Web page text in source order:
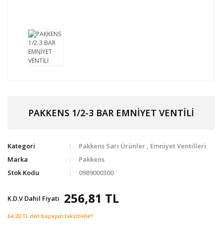
PAKKENS 1/2-3 BAR EMNİYET VENTİLİ
Kategori Pakkens Sarı Ürünler , Emniyet Ventilleri
Marka
Pakkens
Stok Kodu
0989000300
K.D.V Dahil Fiyatı 256,81 TL
64,20 TL den başlayan taksitlerle!!